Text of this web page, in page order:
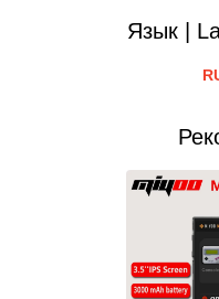
Язык |